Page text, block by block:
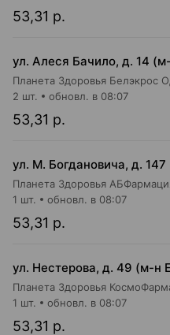
53,31 р.
ул. Алеся Бачило, д. 14
53,31 р.
2 шт. обновл. в 08:07
ул. М. Богдановича, д. 147
53,31 р.
1 шт. обновл. в 08:07
53,31 р.
1 шт. обновл. в 08:07